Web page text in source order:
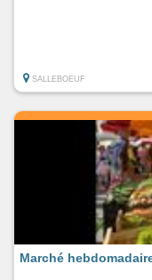
SALLEBOEUF
Marché